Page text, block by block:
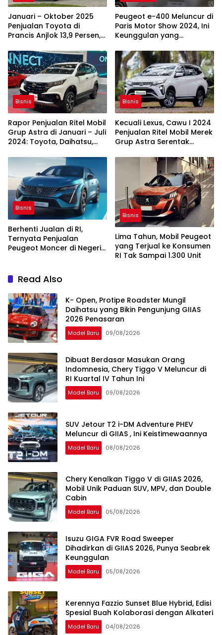
Januari – Oktober 2025
Penjualan Toyota di
Prancis Anjlok 13,9 Persen,
Peugeot e-400 Meluncur di
Paris Motor Show 2024, Ini
Keunggulan yang
Bisnis
Rapor Penjualan Ritel Mobil
Grup Astra di Januari – Juli
2024: Toyota, Daihatsu,
Bisnis
Kecuali Lexus, Cawu I 2024
Penjualan Ritel Mobil Merek
Grup Astra Serentak
Bisnis
Berhenti Jualan di RI,
Ternyata Penjualan
Peugeot Moncer di Negeri
Bisnis
Lima Tahun, Mobil Peugeot
yang Terjual ke Konsumen
RI Tak Sampai 1.300 Unit
Read Also
K- Open, Protipe Roadster Mungil
Daihatsu yang Bikin Pengunjung GIIAS
2026 Penasaran
Model Baru 09/08/2026
Dibuat Berdasar Masukan Orang
Indomnesia, Chery Tiggo V Meluncur di
RI Kuartal IV Tahun Ini
Model Baru 09/08/2026
SUV Jetour T2 i-DM Adventure PHEV
Meluncur di GIIAS , Ini Keistimewaannya
Model Baru 08/08/2026
Chery Kenalkan Tiggo V di GIIAS 2026,
Mobil Unik Paduan SUV, MPV, dan Double
Cabin
Model Baru 05/08/2026
Isuzu GIGA FVR Road Sweeper
Dihadirkan di GIIAS 2026, Punya Seabrek
Keunggulan
Model Baru 05/08/2026
Kerennya Fazzio Sunset Blue Hybrid, Edisi
Spesial Buah Kolaborasi dengan Alkateri
Model Baru 04/08/2026